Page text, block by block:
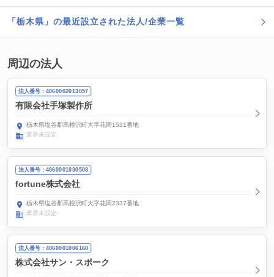
「栃木県」の最近設立された法人/企業一覧
周辺の法人
法人番号：4060002013057
有限会社手塚製作所
栃木県塩谷郡高根沢町大字花岡1531番地
業界未設定
法人番号：4060001030508
fortune株式会社
栃木県塩谷郡高根沢町大字花岡2337番地
業界未設定
法人番号：4060001006160
株式会社サン・スポーク